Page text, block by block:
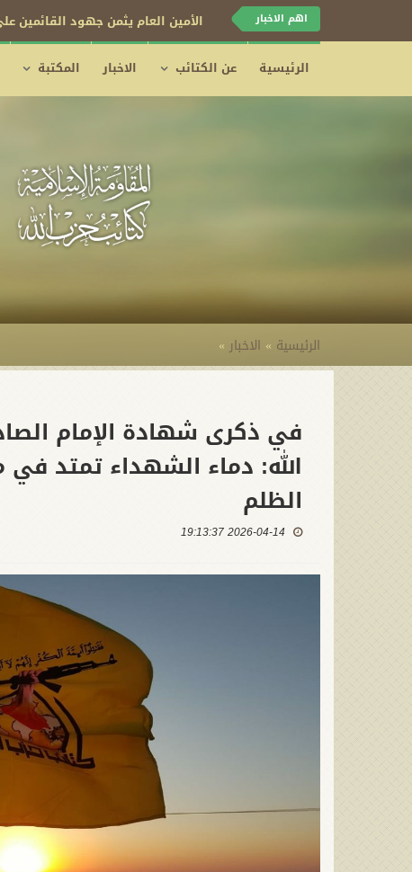
اهم الاخبار الأمين العام يثمن جهود القائمين
الرئيسية عن الكتائب الاخبار المكتبة
الرئيسية » الاخبار »
في ذكرى شهادة الإمام
الله: دماء الشهداء تمتد
الظلم
2026-04-14 19:13:37